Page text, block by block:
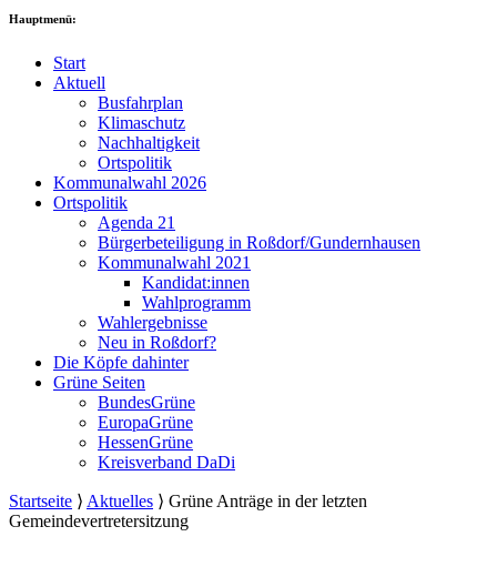
Hauptmenü:
Start
Aktuell
Busfahrplan
Klimaschutz
Nachhaltigkeit
Ortspolitik
Kommunalwahl 2026
Ortspolitik
Agenda 21
Bürgerbeteiligung in Roßdorf/Gundernhausen
Kommunalwahl 2021
Kandidat:innen
Wahlprogramm
Wahlergebnisse
Neu in Roßdorf?
Die Köpfe dahinter
Grüne Seiten
BundesGrüne
EuropaGrüne
HessenGrüne
Kreisverband DaDi
Startseite ⟩ Aktuelles ⟩ Grüne Anträge in der letzten
Gemeindevertretersitzung